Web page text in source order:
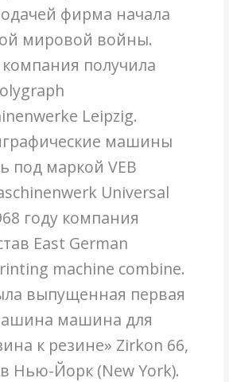
фирма начала
мировой войны.
компания получила
Leipzig.
машины
под маркой VEB
Universal
году компания
East German
machine combine.
выпущенная первая
машина для
к резине» Zirkon 66,
Нью-Йорк (New York).